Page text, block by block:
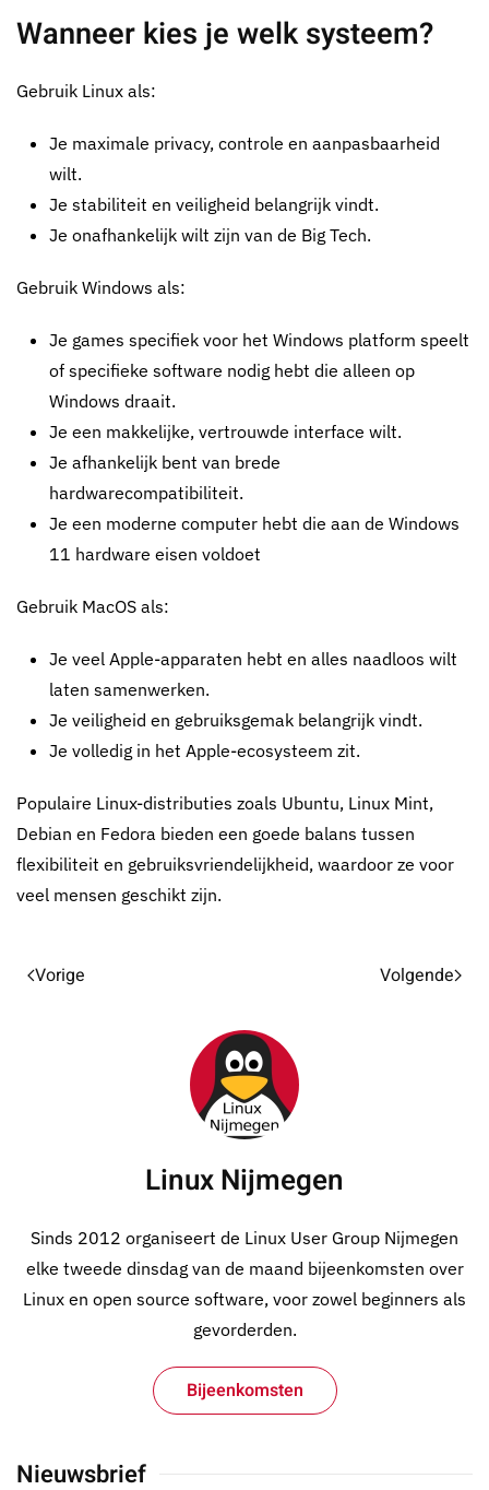
Wanneer kies je welk systeem?
Gebruik Linux als:
Je maximale privacy, controle en aanpasbaarheid
wilt.
Je stabiliteit en veiligheid belangrijk vindt.
Je onafhankelijk wilt zijn van de Big Tech.
Gebruik Windows als:
Je games specifiek voor het Windows platform speelt
of specifieke software nodig hebt die alleen op
Windows draait.
Je een makkelijke, vertrouwde interface wilt.
Je afhankelijk bent van brede
hardwarecompatibiliteit.
Je een moderne computer hebt die aan de Windows
11 hardware eisen voldoet
Gebruik MacOS als:
Je veel Apple-apparaten hebt en alles naadloos wilt
laten samenwerken.
Je veiligheid en gebruiksgemak belangrijk vindt.
Je volledig in het Apple-ecosysteem zit.
Populaire Linux-distributies zoals Ubuntu, Linux Mint,
Debian en Fedora bieden een goede balans tussen
flexibiliteit en gebruiksvriendelijkheid, waardoor ze voor
veel mensen geschikt zijn.
Vorige Volgende
Linux Nijmegen
Sinds 2012 organiseert de Linux User Group Nijmegen
elke tweede dinsdag van de maand bijeenkomsten over
Linux en open source software, voor zowel beginners als
gevorderden.
Bijeenkomsten
Nieuwsbrief